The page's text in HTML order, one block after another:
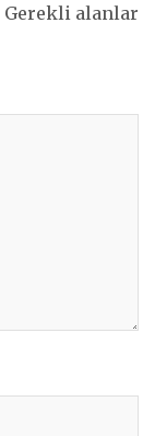
Gerekli alanlar